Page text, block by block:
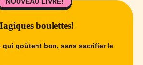
boulettes!
qui goûtent bon, sans sacrifier le